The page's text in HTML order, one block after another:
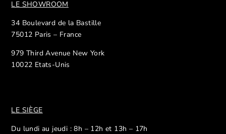
LE SHOWROOM
34 Boulevard de la Bastille
75012 Paris – France
979 Third Avenue New York
10022 Etats-Unis
LE SIÈGE
Du lundi au jeudi : 8h – 12h et 13h – 17h